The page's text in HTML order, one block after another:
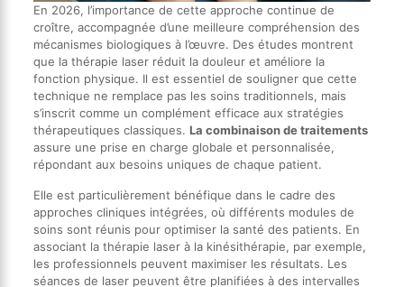
En 2026, l’importance de cette approche continue de
croître, accompagnée d’une meilleure compréhension des
mécanismes biologiques à l’œuvre. Des études montrent
que la thérapie laser réduit la douleur et améliore la
fonction physique. Il est essentiel de souligner que cette
technique ne remplace pas les soins traditionnels, mais
s’inscrit comme un complément efficace aux stratégies
thérapeutiques classiques. La combinaison de traitements
assure une prise en charge globale et personnalisée,
répondant aux besoins uniques de chaque patient.
Elle est particulièrement bénéfique dans le cadre des
approches cliniques intégrées, où différents modules de
soins sont réunis pour optimiser la santé des patients. En
associant la thérapie laser à la kinésithérapie, par exemple,
les professionnels peuvent maximiser les résultats. Les
séances de laser peuvent être planifiées à des intervalles